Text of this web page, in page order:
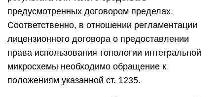
предусмотренных договором пределах.
Соответственно, в отношении регламентации
лицензионного договора о предоставлении
права использования топологии интегральной
микросхемы необходимо обращение к
положениям указанной ст. 1235.